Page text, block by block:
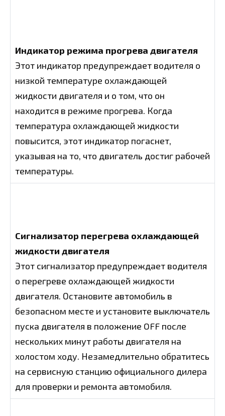
Индикатор режима прогрева двигателя
Этот индикатор предупреждает водителя о
низкой температуре охлаждающей
жидкости двигателя и о том, что он
находится в режиме прогрева. Когда
температура охлаждающей жидкости
повысится, этот индикатор погаснет,
указывая на то, что двигатель достиг рабочей
температуры.
Сигнализатор перегрева охлаждающей
жидкости двигателя
Этот сигнализатор предупреждает водителя
о перегреве охлаждающей жидкости
двигателя. Остановите автомобиль в
безопасном месте и установите выключатель
пуска двигателя в положение OFF после
нескольких минут работы двигателя на
холостом ходу. Незамедлительно обратитесь
на сервисную станцию официального дилера
для проверки и ремонта автомобиля.